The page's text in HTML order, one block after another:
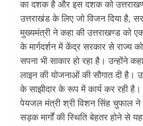
का दशक है और इस दशक को
उत्तराखंड के लिए जो विजन दिया है,
मुख्यमंत्री ने कहा की उत्तराखण्ड को
के मार्गदर्शन में केंद्र सरकार से राज्य
सपना भी साकार हो रहा है। उन्होंने
लाइन की योजनाओं की सौगात दी
के साझीदार के रूप में कार्य कर रही है।
पेयजल मंत्री श्री विशन सिंह चुफाल ने
सड़क मार्गों की स्थिति बेहतर होने से